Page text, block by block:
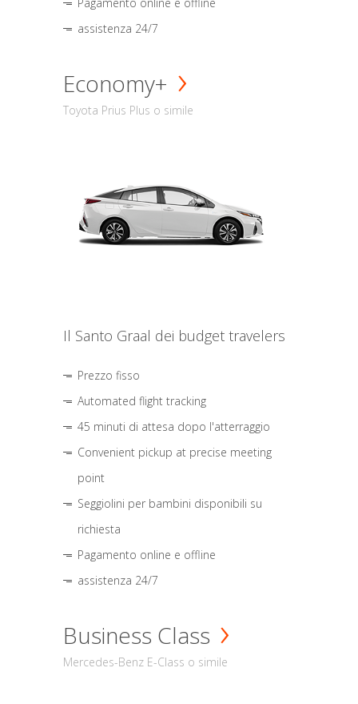
assistenza 24/7
Economy+
Toyota Prius Plus o simile
Il Santo Graal dei budget travelers
Prezzo fisso
Automated flight tracking
45 minuti di attesa dopo l'atterraggio
Convenient pickup at precise meeting
point
Seggiolini per bambini disponibili su
richiesta
Pagamento online e offline
assistenza 24/7
Business Class
Mercedes-Benz E-Class o simile